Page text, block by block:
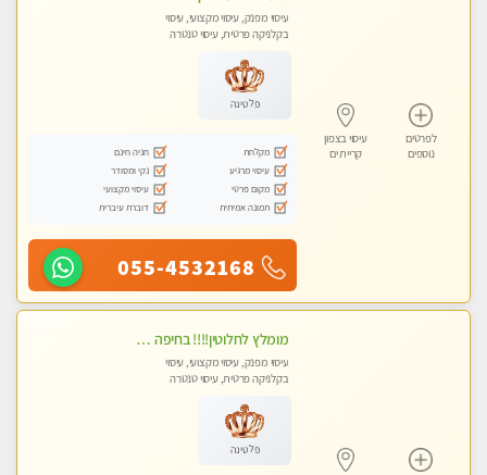
לפרטים
נוספים
עיסוי בצפון
קריית ים
עיסוי מפנק, עיסוי מקצועי, עיסוי
בקלניקה פרטית, עיסוי טנטרה
פלטינה
מקלחת
חניה חינם
עיסוי מרגיע
נקי ומסודר
מקום פרטי
עיסוי מקצועי
תמונה אמיתית
דוברת עיברית
055-4532168
מומלץ לחלוטין!!!! בחיפה כל סוגי העיסויים מעסה מקצועית ואיכותית פרטי!!!
עיסוי מפנק, עיסוי מקצועי, עיסוי
בקלניקה פרטית, עיסוי טנטרה
פלטינה